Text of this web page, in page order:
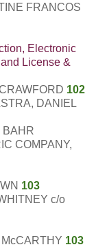
FRANCOS
Electronic
License &
102
DANIEL
BAHR
COMPANY,
103
c/o
103